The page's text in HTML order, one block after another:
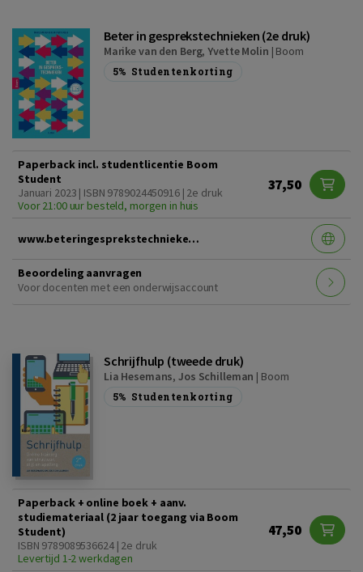
Beter in gesprekstechnieken (2e druk)
Marike van den Berg,Yvette Molin | Boom
5% Studentenkorting
Paperback incl. studentlicentie Boom
Student
Januari 2023 | ISBN 9789024450916 | 2e druk
Voor 21:00 uur besteld, morgen in huis
37,50
www.beteringesprekstechnieken2edruk.nl
Beoordeling aanvragen
Voor docenten met een onderwijsaccount
Schrijfhulp (tweede druk)
Lia Hesemans,Jos Schilleman | Boom
5% Studentenkorting
Paperback + online boek + aanv.
studiemateriaal (2 jaar toegang via Boom
Student)
ISBN 9789089536624 | 2e druk
Levertijd 1-2 werkdagen
47,50